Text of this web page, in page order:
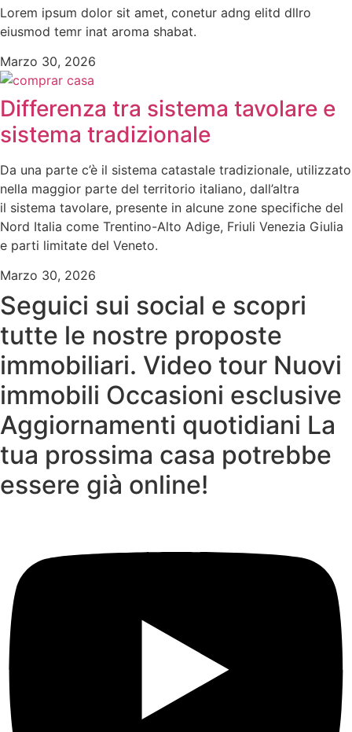
Lorem ipsum dolor sit amet, conetur adng elitd dllro
eiusmod temr inat aroma shabat.
Marzo 30, 2026
Differenza tra sistema tavolare e
sistema tradizionale
Da una parte c’è il sistema catastale tradizionale, utilizzato
nella maggior parte del territorio italiano, dall’altra
il sistema tavolare, presente in alcune zone specifiche del
Nord Italia come Trentino-Alto Adige, Friuli Venezia Giulia
e parti limitate del Veneto.
Marzo 30, 2026
Seguici sui social e scopri
tutte le nostre proposte
immobiliari. Video tour Nuovi
immobili Occasioni esclusive
Aggiornamenti quotidiani La
tua prossima casa potrebbe
essere già online!